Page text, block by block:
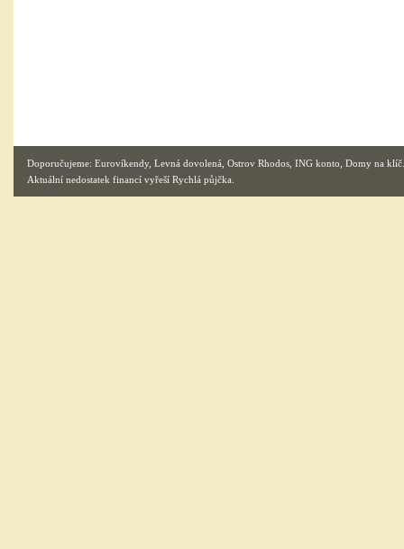
Doporučujeme: Eurovíkendy, Levná dovolená Ostrov Rhodos ING konto Domy na klíč
Aktuální nedostatek financí vyřeší Rychlá půjčka